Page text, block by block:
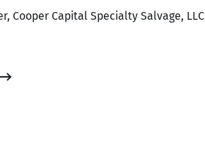
Cooper Capital Specialty Salvage, LLC